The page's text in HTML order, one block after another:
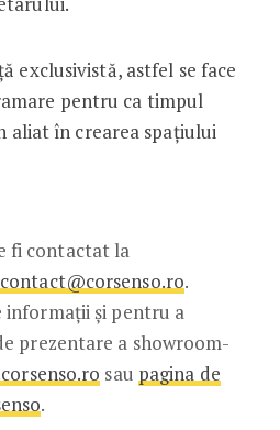
exclusivistă, astfel se face
pentru ca timpul
aliat în crearea spațiului
fi contactat la
contact@corsenso.ro.
și pentru a
prezentare a showroom-
sau pagina de
.